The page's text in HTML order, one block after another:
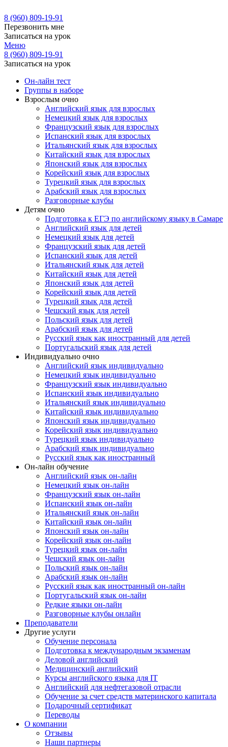
8 (960) 809-19-91
Перезвонить мне
Записаться на урок
Меню
8 (960) 809-19-91
Записаться на урок
Он-лайн тест
Группы в наборе
Взрослым очно
Английский язык для взрослых
Немецкий язык для взрослых
Французский язык для взрослых
Испанский язык для взрослых
Итальянский язык для взрослых
Китайский язык для взрослых
Японский язык для взрослых
Корейский язык для взрослых
Турецкий язык для взрослых
Арабский язык для взрослых
Разговорные клубы
Детям очно
Подготовка к ЕГЭ по английскому языку в Самаре
Английский язык для детей
Немецкий язык для детей
Французский язык для детей
Испанский язык для детей
Итальянский язык для детей
Китайский язык для детей
Японский язык для детей
Корейский язык для детей
Турецкий язык для детей
Чешский язык для детей
Польский язык для детей
Арабский язык для детей
Русский язык как иностранный для детей
Португальский язык для детей
Индивидуально очно
Английский язык индивидуально
Немецкий язык индивидуально
Французский язык индивидуально
Испанский язык индивидуально
Итальянский язык индивидуально
Китайский язык индивидуально
Японский язык индивидуально
Корейский язык индивидуально
Турецкий язык индивидуально
Арабский язык индивидуально
Русский язык как иностранный
Он-лайн обучение
Английский язык он-лайн
Немецкий язык он-лайн
Французский язык он-лайн
Испанский язык он-лайн
Итальянский язык он-лайн
Китайский язык он-лайн
Японский язык он-лайн
Корейский язык он-лайн
Турецкий язык он-лайн
Чешский язык он-лайн
Польский язык он-лайн
Арабский язык он-лайн
Русский язык как иностранный он-лайн
Португальский язык он-лайн
Редкие языки он-лайн
Разговорные клубы онлайн
Преподаватели
Другие услуги
Обучение персонала
Подготовка к международным экзаменам
Деловой английский
Медицинский английский
Курсы английского языка для IT
Английский для нефтегазовой отрасли
Обучение за счет средств материнского капитала
Подарочный сертификат
Переводы
О компании
Отзывы
Наши партнеры